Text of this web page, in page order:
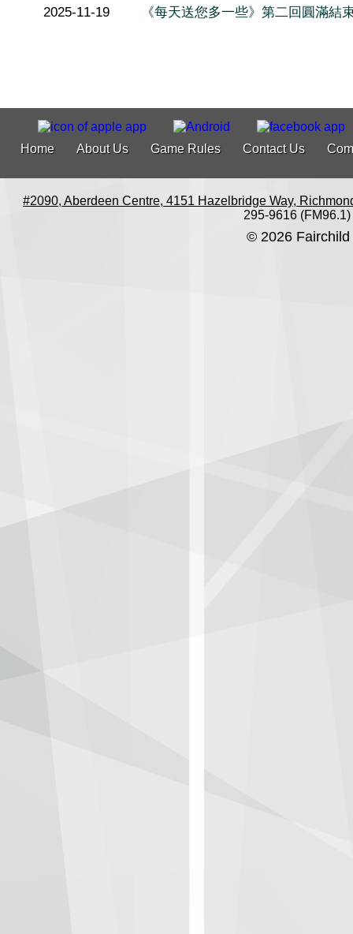
2025-11-19
《每天送您多一些》第二回圓滿結
Home About Us Game Rules Contact Us
#2090, Aberdeen Centre, 4151 Hazelbridge Way,
295-9616 (FM96.1)
© 2026 Fairchild